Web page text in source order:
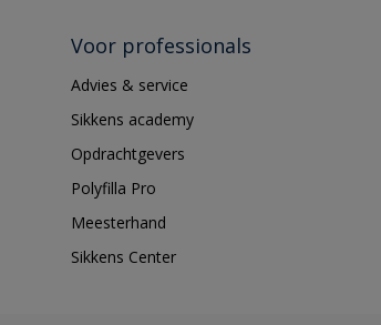
Voor professionals
Advies & service
Sikkens academy
Opdrachtgevers
Polyfilla Pro
Meesterhand
Sikkens Center